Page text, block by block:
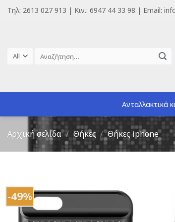
SkipΤηλ: 2613 027 913 | Κιν.: 6947 44 33 98 | Email:
Αναζήτηση
για:
Ανταλλακτικά
Αρχική σελίδα / Θήκες / Θήκες iphone
-49%